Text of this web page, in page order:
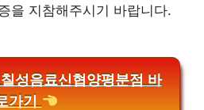
을 지참해주시기 바랍니다.
성음료신협양평분점 바
가기